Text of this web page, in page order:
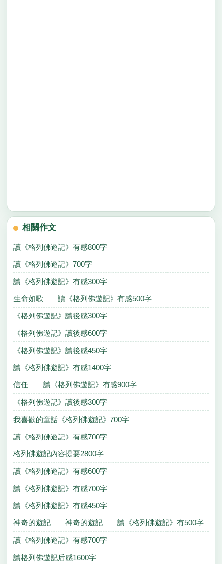
相關作文
讀《格列佛遊記》有感800字
讀《格列佛遊記》700字
讀《格列佛遊記》有感300字
生命如歌——讀《格列佛遊記》有感500字
《格列佛遊記》讀後感300字
《格列佛遊記》讀後感600字
《格列佛遊記》讀後感450字
讀《格列佛遊記》有感1400字
信任——讀《格列佛遊記》有感900字
《格列佛遊記》讀後感300字
我喜歡的童話《格列佛遊記》700字
讀《格列佛遊記》有感700字
格列佛遊記內容提要2800字
讀《格列佛遊記》有感600字
讀《格列佛遊記》有感700字
讀《格列佛遊記》有感450字
神奇的遊記——神奇的遊記——讀《格列佛遊記》有500字
讀《格列佛遊記》有感700字
讀格列佛遊記后感1600字